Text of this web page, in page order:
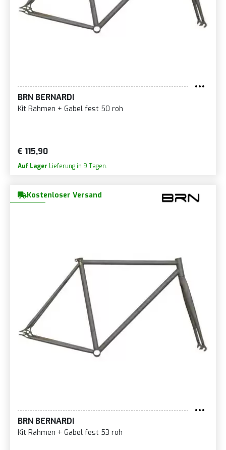
BRN BERNARDI
Kit Rahmen + Gabel fest 50 roh
€ 115,90
Auf Lager Lieferung in 9 Tagen.
Kostenloser Versand
BRN BERNARDI
Kit Rahmen + Gabel fest 53 roh